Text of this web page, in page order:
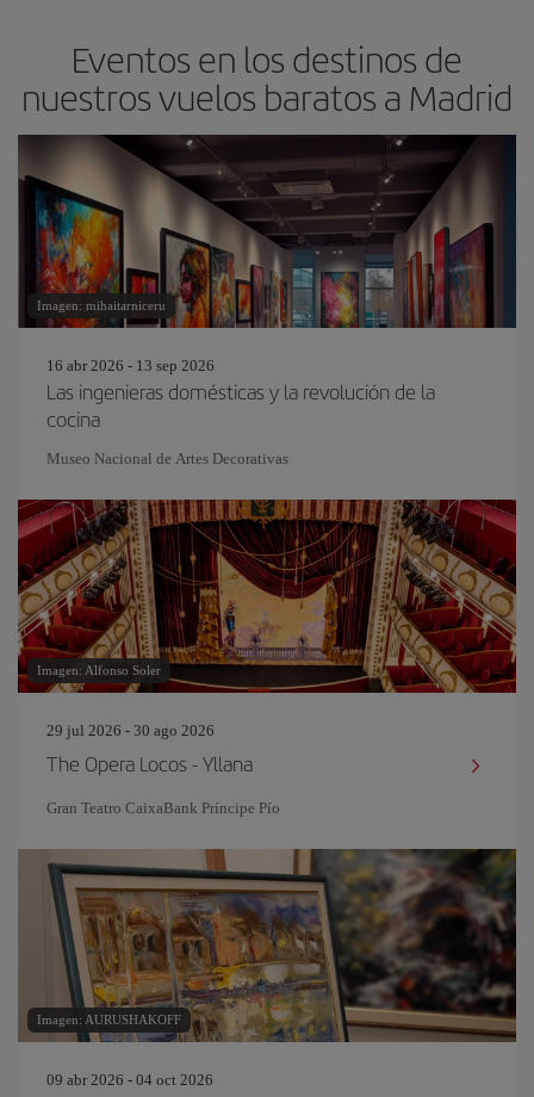
Eventos en los destinos de
nuestros vuelos baratos a Madrid
Imagen: mihaitarniceru
16 abr 2026 - 13 sep 2026
Las ingenieras domésticas y la revolución de la
cocina
Museo Nacional de Artes Decorativas
Imagen: Alfonso Soler
29 jul 2026 - 30 ago 2026
The Opera Locos - Yllana
Gran Teatro CaixaBank Príncipe Pío
Imagen: AURUSHAKOFF
09 abr 2026 - 04 oct 2026